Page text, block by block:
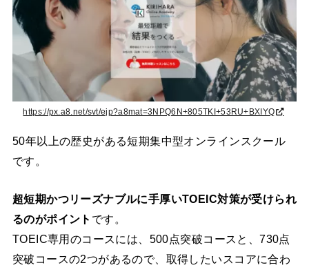
https://px.a8.net/svt/ejp?a8mat=3NPQ6N+805TKI+53RU+BXIYQ
50年以上の歴史がある短期集中型オンラインスクール
です。
超短期かつリーズナブルに手厚いTOEIC対策が受けられ
るのがポイント です。
TOEIC専用のコースには、500点突破コースと、730点
突破コースの2つがあるので、取得したいスコアに合わ